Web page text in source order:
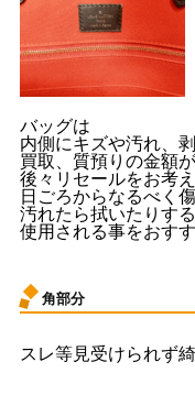
バッグは
内側にキズや汚れ、
買取、質預りの金額
後々リセールをお考
日ごろからなるべく
汚れたら拭いたりす
使用される事をおす
角部分
スレ等見受けられず